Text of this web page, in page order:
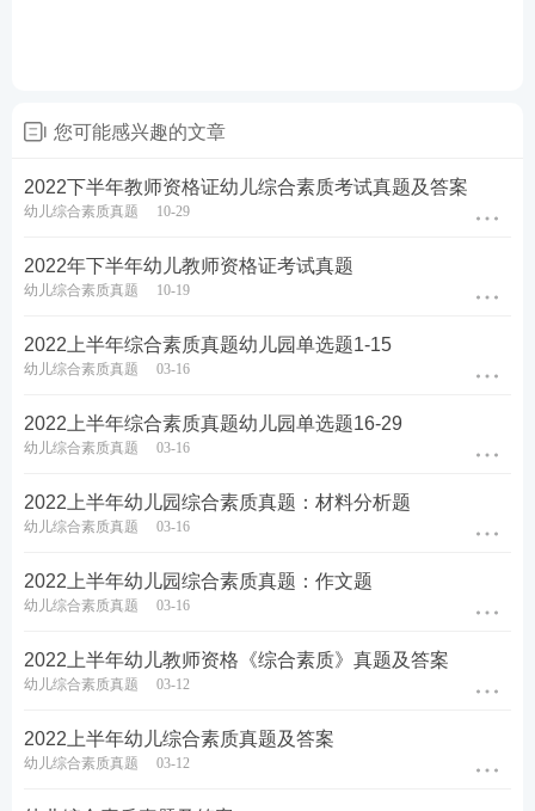
您可能感兴趣的文章
2022下半年教师资格证幼儿综合素质考试真题及答案
幼儿综合素质真题 10-29
2022年下半年幼儿教师资格证考试真题
幼儿综合素质真题 10-19
2022上半年综合素质真题幼儿园单选题1-15
幼儿综合素质真题 03-16
2022上半年综合素质真题幼儿园单选题16-29
幼儿综合素质真题 03-16
2022上半年幼儿园综合素质真题：材料分析题
幼儿综合素质真题 03-16
2022上半年幼儿园综合素质真题：作文题
幼儿综合素质真题 03-16
2022上半年幼儿教师资格《综合素质》真题及答案
幼儿综合素质真题 03-12
2022上半年幼儿综合素质真题及答案
幼儿综合素质真题 03-12